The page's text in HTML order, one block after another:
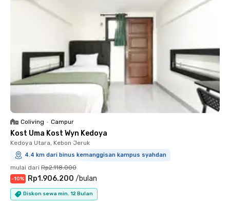
Coliving • Campur
Kost Uma Kost Wyn Kedoya
Kedoya Utara, Kebon Jeruk
4.4 km dari binus kemanggisan kampus syahdan
mulai dari Rp2.118.000
-10% Rp1.906.200 /bulan
Diskon sewa min. 12 Bulan